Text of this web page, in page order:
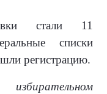
стали 11
списки
регистрацию.